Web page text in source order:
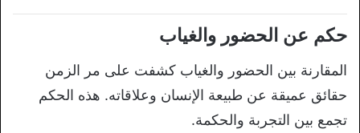
حكم عن الحضور والغياب
المقارنة بين الحضور والغياب كشفت على مر الزمن
حقائق عميقة عن طبيعة الإنسان وعلاقاته. هذه الحكم
تجمع بين التجربة والحكمة.